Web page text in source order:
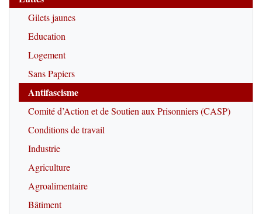
Gilets jaunes
Education
Logement
Sans Papiers
Antifascisme
Comité d’Action et de Soutien aux Prisonniers (CASP)
Conditions de travail
Industrie
Agriculture
Agroalimentaire
Bâtiment